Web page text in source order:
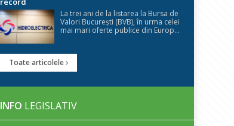
La trei ani de la listarea la Bursa de
Valori București (BVB), în urma celei
mai mari oferte publice din Europ...
Toate articolele
INFO LEGISLATIV